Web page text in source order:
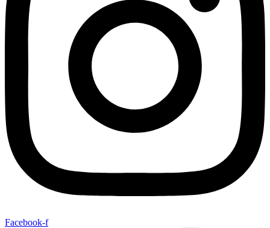
Facebook-f